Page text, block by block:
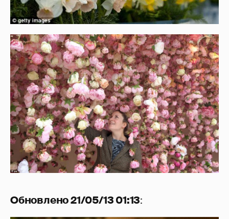
Обновлено 21/05/13 01:13: